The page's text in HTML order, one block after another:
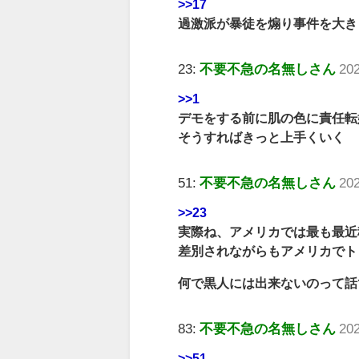
>>17
過激派が暴徒を煽り事件を大
23:不要不急の名無しさん
>>1
デモをする前に肌の色に責任
そうすればきっと上手くいく
51:不要不急の名無しさん
>>23
実際ね、アメリカでは最も最
差別されながらもアメリカで
何で黒人には出来ないのって
83:不要不急の名無しさん